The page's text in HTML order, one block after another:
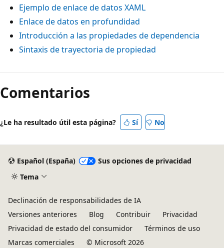
Ejemplo de enlace de datos XAML
Enlace de datos en profundidad
Introducción a las propiedades de dependencia
Sintaxis de trayectoria de propiedad
Comentarios
¿Le ha resultado útil esta página? Sí No
Español (España)
Sus opciones de privacidad
Tema
Declinación de responsabilidades de IA
Versiones anteriores
Blog Contribuir
Privacidad
Privacidad de estado del consumidor
Términos de uso
Marcas comerciales
© Microsoft 2026